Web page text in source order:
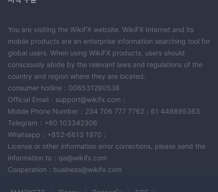
You are visiting the WikiFX website. WikiFX Internet and its
mobile products are an enterprise information searching tool for
global users. When using WikiFX products, users should
consciously abide by the relevant laws and regulations of the
country and region where they are located.
consumer hotline：006531290538
Official Email：support@wikifx.com；
Mobile Phone Number：234 706 777 7762；61 449895363
Telegram：+60 103342306
Whatsapp：+852-6613 1970；
License or other information error corrections, please send the
information to：qa@wikifx.com
Cooperation：business@wikifx.com